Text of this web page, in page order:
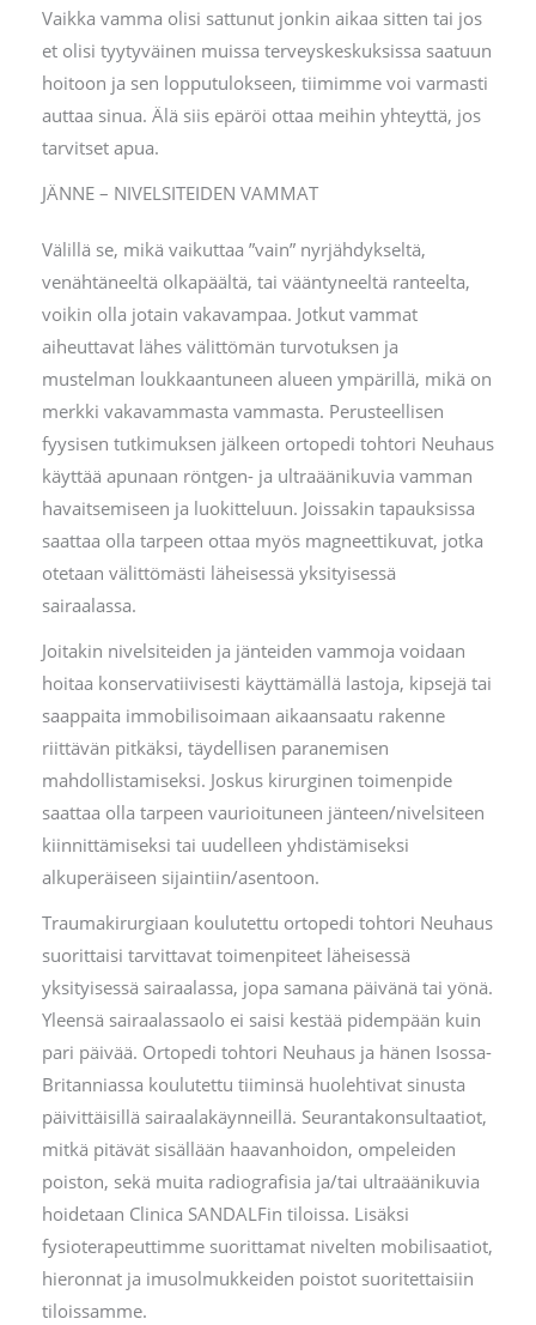
Vaikka vamma olisi sattunut jonkin aikaa sitten tai jos
et olisi tyytyväinen muissa terveyskeskuksissa saatuun
hoitoon ja sen lopputulokseen, tiimimme voi varmasti
auttaa sinua. Älä siis epäröi ottaa meihin yhteyttä, jos
tarvitset apua.
JÄNNE – NIVELSITEIDEN VAMMAT
Välillä se, mikä vaikuttaa ”vain” nyrjähdykseltä,
venähtäneeltä olkapäältä, tai vääntyneeltä ranteelta,
voikin olla jotain vakavampaa. Jotkut vammat
aiheuttavat lähes välittömän turvotuksen ja
mustelman loukkaantuneen alueen ympärillä, mikä on
merkki vakavammasta vammasta. Perusteellisen
fyysisen tutkimuksen jälkeen ortopedi tohtori Neuhaus
käyttää apunaan röntgen- ja ultraäänikuvia vamman
havaitsemiseen ja luokitteluun. Joissakin tapauksissa
saattaa olla tarpeen ottaa myös magneettikuvat, jotka
otetaan välittömästi läheisessä yksityisessä
sairaalassa.
Joitakin nivelsiteiden ja jänteiden vammoja voidaan
hoitaa konservatiivisesti käyttämällä lastoja, kipsejä tai
saappaita immobilisoimaan aikaansaatu rakenne
riittävän pitkäksi, täydellisen paranemisen
mahdollistamiseksi. Joskus kirurginen toimenpide
saattaa olla tarpeen vaurioituneen jänteen/nivelsiteen
kiinnittämiseksi tai uudelleen yhdistämiseksi
alkuperäiseen sijaintiin/asentoon.
Traumakirurgiaan koulutettu ortopedi tohtori Neuhaus
suorittaisi tarvittavat toimenpiteet läheisessä
yksityisessä sairaalassa, jopa samana päivänä tai yönä.
Yleensä sairaalassaolo ei saisi kestää pidempään kuin
pari päivää. Ortopedi tohtori Neuhaus ja hänen Isossa-
Britanniassa koulutettu tiiminsä huolehtivat sinusta
päivittäisillä sairaalakäynneillä. Seurantakonsultaatiot,
mitkä pitävät sisällään haavanhoidon, ompeleiden
poiston, sekä muita radiografisia ja/tai ultraäänikuvia
hoidetaan Clinica SANDALFin tiloissa. Lisäksi
fysioterapeuttimme suorittamat nivelten mobilisaatiot,
hieronnat ja imusolmukkeiden poistot suoritettaisiin
tiloissamme.